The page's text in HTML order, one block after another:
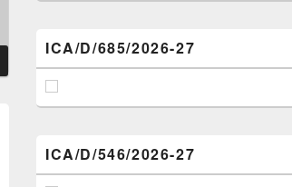
ICA/D/685/2026-27
ICA/D/546/2026-27